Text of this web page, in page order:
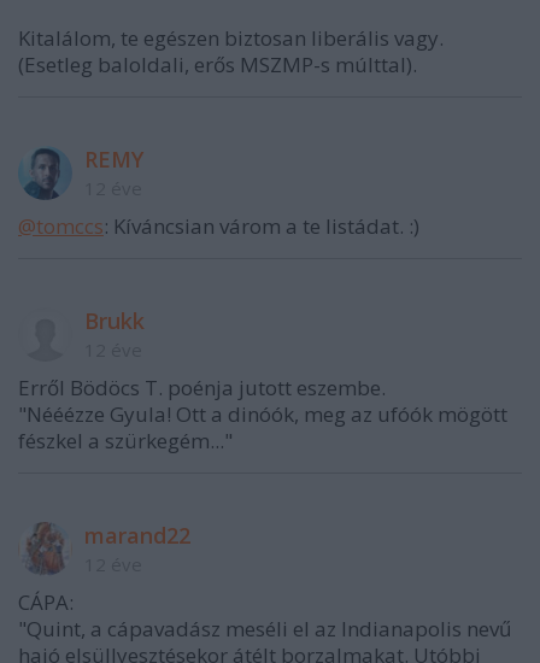
Kitalálom, te egészen biztosan liberális vagy.
(Esetleg baloldali, erős MSZMP-s múlttal).
REMY
@tomccs: Kíváncsian várom a te listádat. :)
Brukk
Erről Bödöcs T. poénja jutott eszembe.
"Nééézze Gyula! Ott a dinóók, meg az ufóók mögött
fészkel a szürkegém..."
marand22
CÁPA:
"Quint, a cápavadász meséli el az Indianapolis nevű
hajó elsüllyesztésekor átélt borzalmakat. Utóbbi